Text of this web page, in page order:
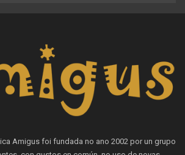
Amigus foi fundada no ano 2002 por un grupo